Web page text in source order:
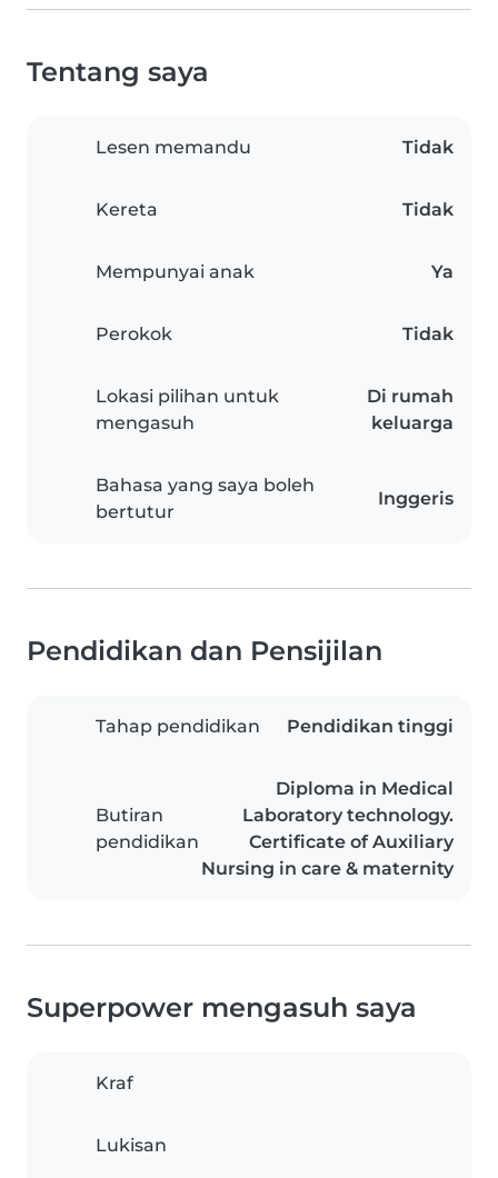
Tentang saya
Lesen memandu Tidak
Kereta Tidak
Mempunyai anak Ya
Perokok Tidak
Lokasi pilihan untuk
mengasuh
Di rumah
keluarga
Bahasa yang saya boleh
bertutur
Inggeris
Pendidikan dan Pensijilan
Tahap pendidikan Pendidikan tinggi
Butiran
pendidikan
Diploma in Medical
Laboratory technology.
Certificate of Auxiliary
Nursing in care & maternity
Superpower mengasuh saya
Kraf
Lukisan